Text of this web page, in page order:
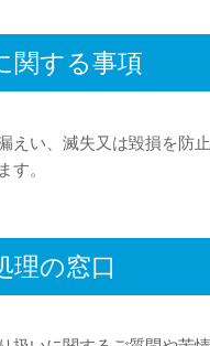
関する事項
えい、滅失又は毀損を防
す。
理の窓口